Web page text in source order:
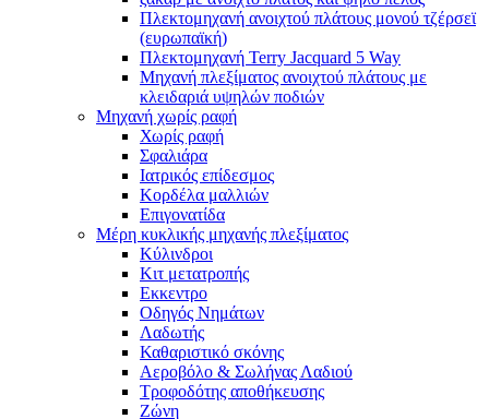
Πλεκτομηχανή ανοιχτού πλάτους μονού τζέρσεϊ
(ευρωπαϊκή)
Πλεκτομηχανή Terry Jacquard 5 Way
Μηχανή πλεξίματος ανοιχτού πλάτους με
κλειδαριά υψηλών ποδιών
Μηχανή χωρίς ραφή
Χωρίς ραφή
Σφαλιάρα
Ιατρικός επίδεσμος
Κορδέλα μαλλιών
Επιγονατίδα
Μέρη κυκλικής μηχανής πλεξίματος
Κύλινδροι
Κιτ μετατροπής
Εκκεντρο
Οδηγός Νημάτων
Λαδωτής
Καθαριστικό σκόνης
Αεροβόλο & Σωλήνας Λαδιού
Τροφοδότης αποθήκευσης
Ζώνη